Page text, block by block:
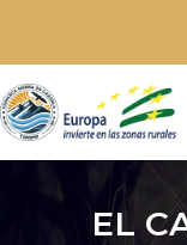
EL